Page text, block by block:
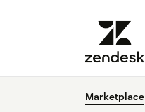
Marketplace